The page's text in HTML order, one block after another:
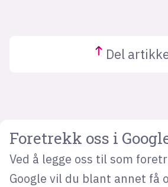
Del
Foretrekk oss i
Ved å legge oss til som
Google vil du blant annet få